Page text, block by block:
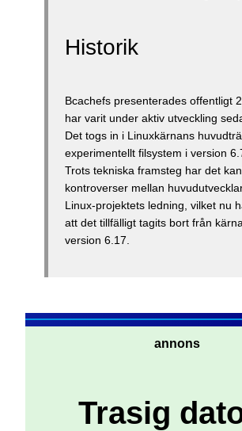
Historik
Bcachefs presenterades offentligt
har varit under aktiv utveckling
Det togs in i Linuxkärnans
experimentellt filsystem i version
Trots tekniska framsteg har det
kontroverser mellan
Linux-projektets ledning, vilket nu
att det tillfälligt tagits bort från
version 6.17.
annons
Trasig